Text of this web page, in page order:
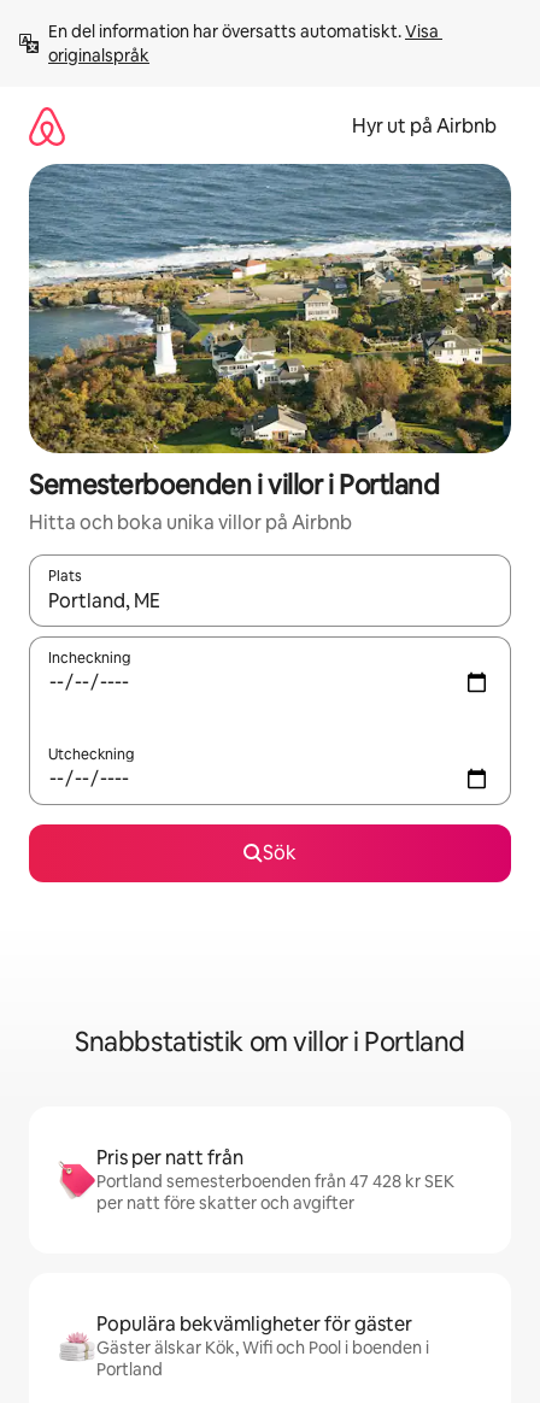
innehåll
En del information har översatts automatiskt. Visa
originalspråk
Hyr ut på Airbnb
Semesterboenden i villor i Portland
Hitta och boka unika villor på Airbnb
Plats
När resultaten är tillgängliga kan du navigera med upp- och
Incheckning
Utcheckning
Sök
Snabbstatistik om villor i Portland
Pris per natt från
Portland semesterboenden från 47 428 kr SEK
per natt före skatter och avgifter
Populära bekvämligheter för gäster
Gäster älskar Kök, Wifi och Pool i boenden i
Portland